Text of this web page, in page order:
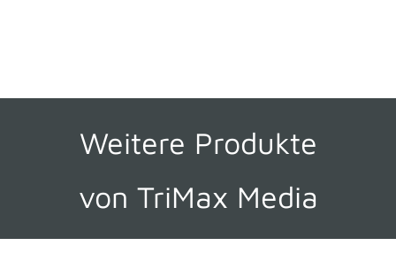
Weitere Produkte
von TriMax Media